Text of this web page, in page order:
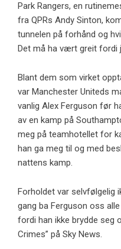
Park Rangers, en
fra QPRs Andy Sinton,
tunnelen på forhånd og
Det må ha vært greit fordi
Blant dem som virket
var Manchester Uniteds
vanlig Alex Ferguson før
av en kamp på
meg på teamhotellet for
han ga meg til og med
nattens kamp.
Forholdet var selvfølgelig
gang ba Ferguson oss
fordi han ikke brydde seg
Crimes” på Sky News.